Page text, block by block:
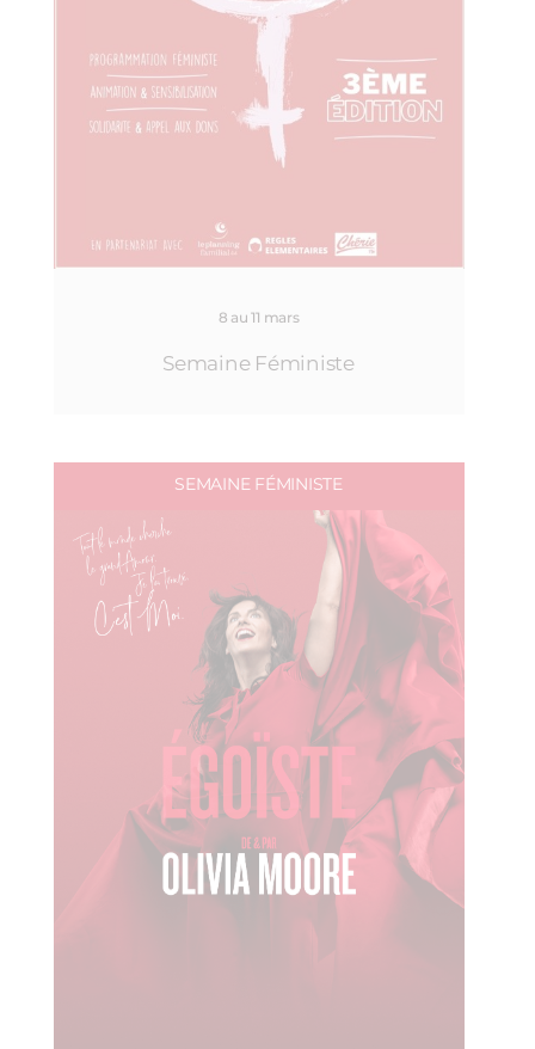
8 au 11 mars
Semaine Féministe
SEMAINE FÉMINISTE